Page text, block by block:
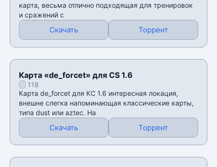
карта, весьма отлично подходящая для тренировок
и сражений с
Скачать Торрент
Карта «de_forcet» для CS 1.6
118
Карта de_forcet для КС 1.6 интересная локация,
внешне слегка напоминающая классические карты,
типа dust или aztec. На
Скачать Торрент